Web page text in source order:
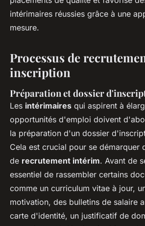
intérimaires réussies grâce à une
mesure.
Processus de
inscription
Préparation et dossier
Les intérimaires qui aspirent à
opportunités d'emploi doivent
la préparation d'un dossier
Cela est crucial pour se démarquer
de recrutement intérim. Avant de
essentiel de rassembler certains
comme un curriculum vitae à jour,
motivation, des bulletins de salaire
carte d'identité, un justificatif de